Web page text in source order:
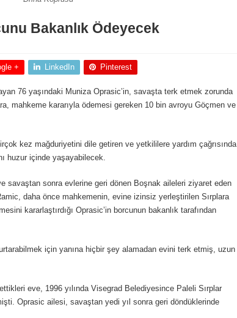
Bakanlık Ödeyecek
+ LinkedIn Pinterest
76 yaşındaki Muniza Oprasic’in, savaşta terk etmek zorunda
mahkeme kararıyla ödemesi gereken 10 bin avroyu Göçmen ve
kez mağduriyetini dile getiren ve yetkililere yardım çağrısında
huzur içinde yaşayabilecek.
savaştan sonra evlerine geri dönen Boşnak aileleri ziyaret eden
daha önce mahkemenin, evine izinsiz yerleştirilen Sırplara
kararlaştırdığı Oprasic’in borcunun bakanlık tarafından
için yanına hiçbir şey alamadan evini terk etmiş, uzun
eve, 1996 yılında Visegrad Belediyesince Paleli Sırplar
Oprasic ailesi, savaştan yedi yıl sonra geri döndüklerinde